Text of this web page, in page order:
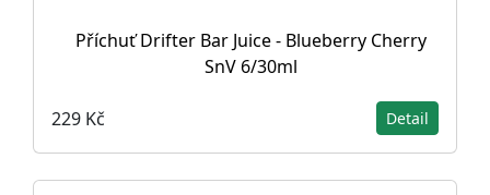
Příchuť Drifter Bar Juice - Blueberry Cherry
SnV 6/30ml
229 Kč Detail